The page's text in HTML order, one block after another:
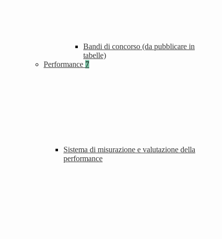
Bandi di concorso (da pubblicare in
tabelle)
Performance 7
Sistema di misurazione e valutazione della
performance